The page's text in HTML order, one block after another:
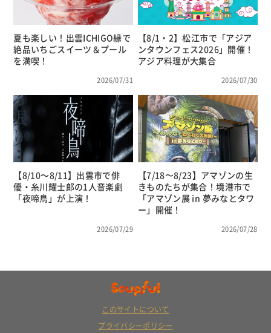
夏も楽しい！出雲ICHIGO縁で
絶品いちごスイーツ＆プール
を満喫！
2026/07/31
【8/1・2】松江市で「アジア
ンタウンフェス2026」開催！
アジア料理が大集合
2026/07/30
【8/10～8/11】出雲市で俳
優・糸川耀士郎の1人音楽劇
「夜啼鳥」が上演！
2026/07/29
【7/18〜8/23】アマゾンの生
きものたちが集合！境港市で
「アマゾン展 in 夢みなとタワ
ー」開催！
2026/07/28
このサイトについて
プライバシーポリシー